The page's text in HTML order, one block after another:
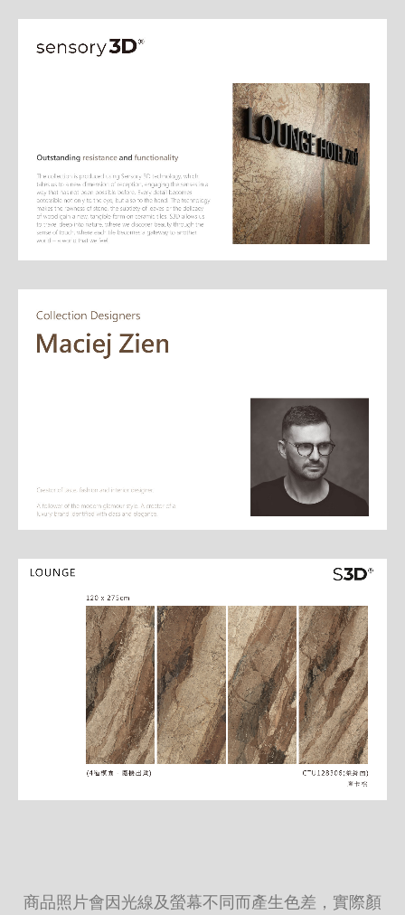
商品照片會因光線及螢幕不同而產生色差，實際顏